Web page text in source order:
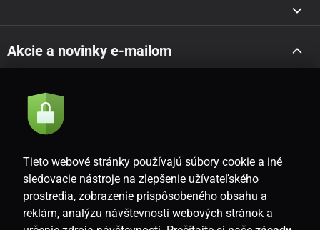
Akcie a novinky e-mailom
Súhlasím so
SK
Tieto webové stránky používajú súbory cookie a iné
sledovacie nástroje na zlepšenie užívateľského
prostredia, zobrazenie prispôsobeného obsahu a
reklám, analýzu návštevnosti webových stránok a